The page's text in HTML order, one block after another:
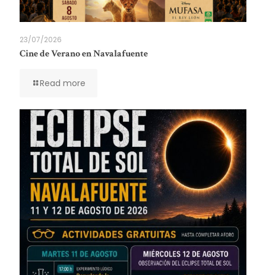
23/07/2026
Cine de Verano en Navalafuente
Read more